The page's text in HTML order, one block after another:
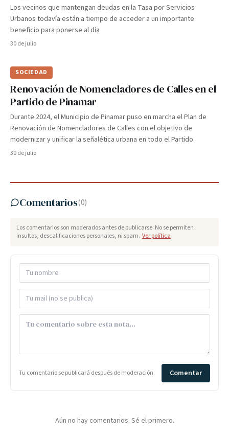
Los vecinos que mantengan deudas en la Tasa por Servicios
Urbanos todavía están a tiempo de acceder a un importante
beneficio para ponerse al día
30 de julio
SOCIEDAD
Renovación de Nomencladores de Calles en el
Partido de Pinamar
Durante 2024, el Municipio de Pinamar puso en marcha el Plan de
Renovación de Nomencladores de Calles con el objetivo de
modernizar y unificar la señalética urbana en todo el Partido.
30 de julio
Comentarios(0)
Los comentarios son moderados antes de publicarse. No se permiten
insultos, descalificaciones personales, ni spam. Ver política
Tu comentario se publicará después de moderación. Comentar
Aún no hay comentarios. Sé el primero.